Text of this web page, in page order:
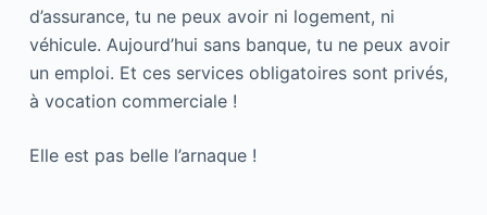
d’assurance, tu ne peux avoir ni logement, ni
véhicule. Aujourd’hui sans banque, tu ne peux avoir
un emploi. Et ces services obligatoires sont privés,
à vocation commerciale !
Elle est pas belle l’arnaque !